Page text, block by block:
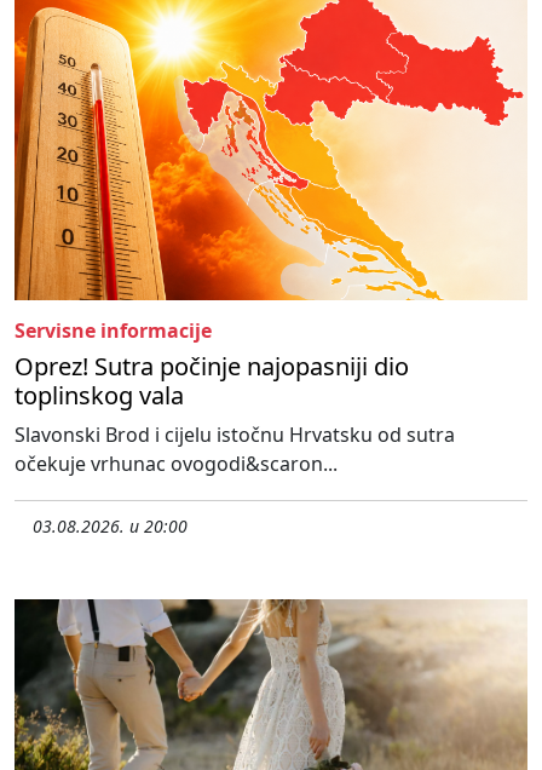
Servisne informacije
Oprez! Sutra počinje najopasniji dio
toplinskog vala
Slavonski Brod i cijelu istočnu Hrvatsku od sutra
očekuje vrhunac ovogodi&scaron...
03.08.2026. u 20:00